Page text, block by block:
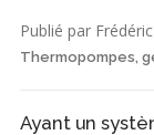
Publié par
Thermopompes,
Ayant un